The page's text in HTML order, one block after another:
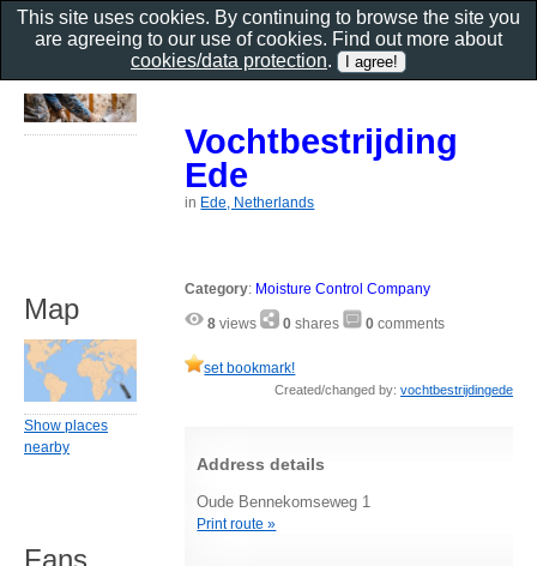
Vochtbestrijding
Ede
in Ede, Netherlands
Category: Moisture Control Company
8 views 0 shares 0 comments
set bookmark!
Created/changed by: vochtbestrijdingede
Address details
Oude Bennekomseweg 1
Print route »
Map
Show places
nearby
Fans
This site uses cookies. By continuing to browse the site you
are agreeing to our use of cookies. Find out more about
cookies/data protection.